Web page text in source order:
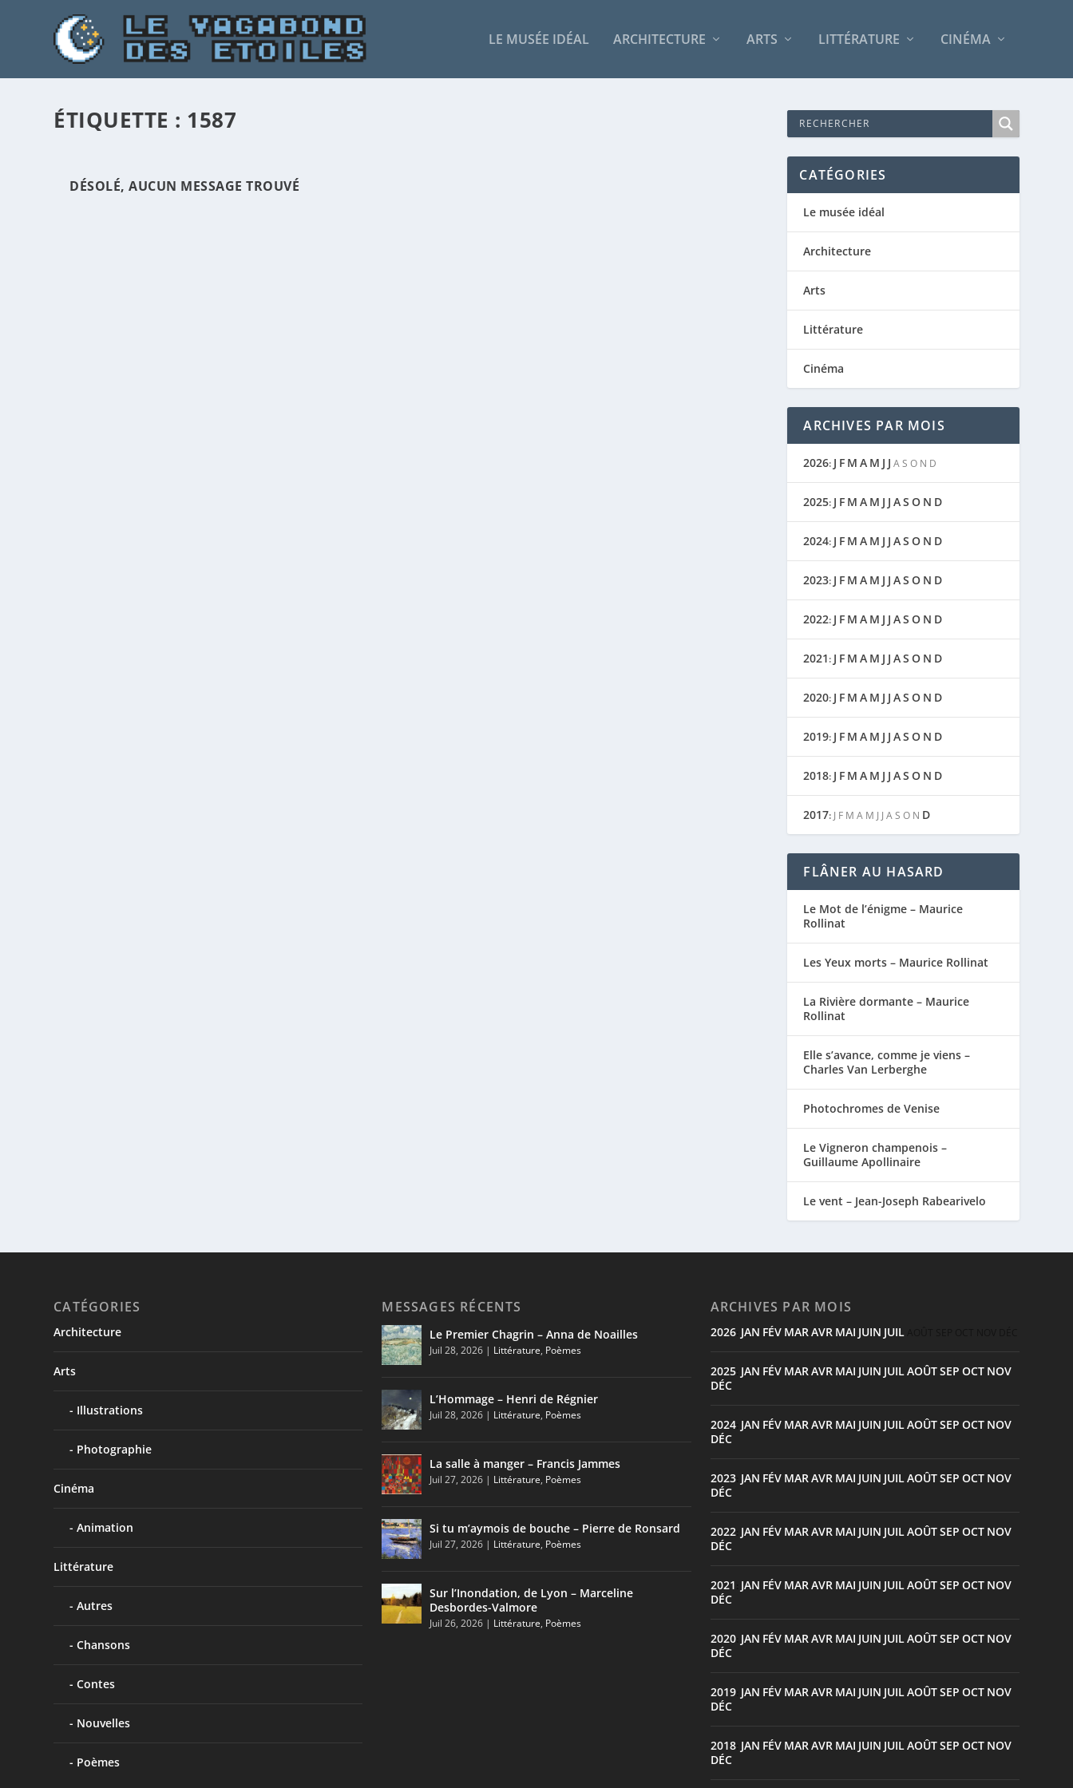
LE MUSÉE IDÉAL ARCHITECTURE ARTS LITTÉRATURE CINÉMA
ÉTIQUETTE : 1587
DÉSOLÉ, AUCUN MESSAGE TROUVÉ
CATÉGORIES
Le musée idéal
Architecture
Arts
Littérature
Cinéma
ARCHIVES PAR MOIS
2026: J F M A M J J AS O N D
2025: J F M A M J J AS O N D
2024: J F M A M J J AS O N D
2023: J F M A M J J AS O N D
2022: J F M A M J J AS O N D
2021: J F M A M J J AS O N D
2020: J F M A M J J AS O N D
2019: J F M A M J J AS O N D
2018: J F M A M J J AS O N D
2017: J F M A M J J AS O N D
FLÂNER AU HASARD
Le Mot de l’énigme – Maurice
Rollinat
Les Yeux morts – Maurice Rollinat
La Rivière dormante – Maurice
Rollinat
Elle s’avance, comme je viens –
Charles Van Lerberghe
Photochromes de Venise
Le Vigneron champenois –
Guillaume Apollinaire
Le vent – Jean-Joseph Rabearivelo
CATÉGORIES
Architecture
Arts
Illustrations
Photographie
Cinéma
Animation
Littérature
Autres
Chansons
Contes
Nouvelles
Poèmes
MESSAGES RÉCENTS
Le Premier Chagrin – Anna de Noailles
Juil 28, 2026 | Littérature, Poèmes
L’Hommage – Henri de Régnier
Juil 28, 2026 | Littérature, Poèmes
La salle à manger – Francis Jammes
Juil 27, 2026 | Littérature, Poèmes
Si tu m’aymois de bouche – Pierre de Ronsard
Juil 27, 2026 | Littérature, Poèmes
Sur l’Inondation, de Lyon – Marceline
Desbordes-Valmore
Juil 26, 2026 | Littérature, Poèmes
ARCHIVES PAR MOIS
2026: JAN FÉV MARAVR MAI JUIN JUIL
2025: JAN FÉV MARAVR MAI JUIN JUILAOÛTSEP OCT NOV
DÉC
2024: JAN FÉV MARAVR MAI JUIN JUILAOÛTSEP OCT NOV
DÉC
2023: JAN FÉV MARAVR MAI JUIN JUILAOÛTSEP OCT NOV
DÉC
2022: JAN FÉV MARAVR MAI JUIN JUILAOÛTSEP OCT NOV
DÉC
2021 JAN FÉV MARAVR MAI JUIN JUILAOÛTSEP OCT NOV
DÉC
2020: JAN FÉV MARAVR MAI JUIN JUILAOÛTSEP OCT NOV
DÉC
2019: JAN FÉV MARAVR MAI JUIN JUILAOÛTSEP OCT NOV
DÉC
2018: JAN FÉV MARAVR MAI JUIN JUILAOÛTSEP OCT NOV
DÉC